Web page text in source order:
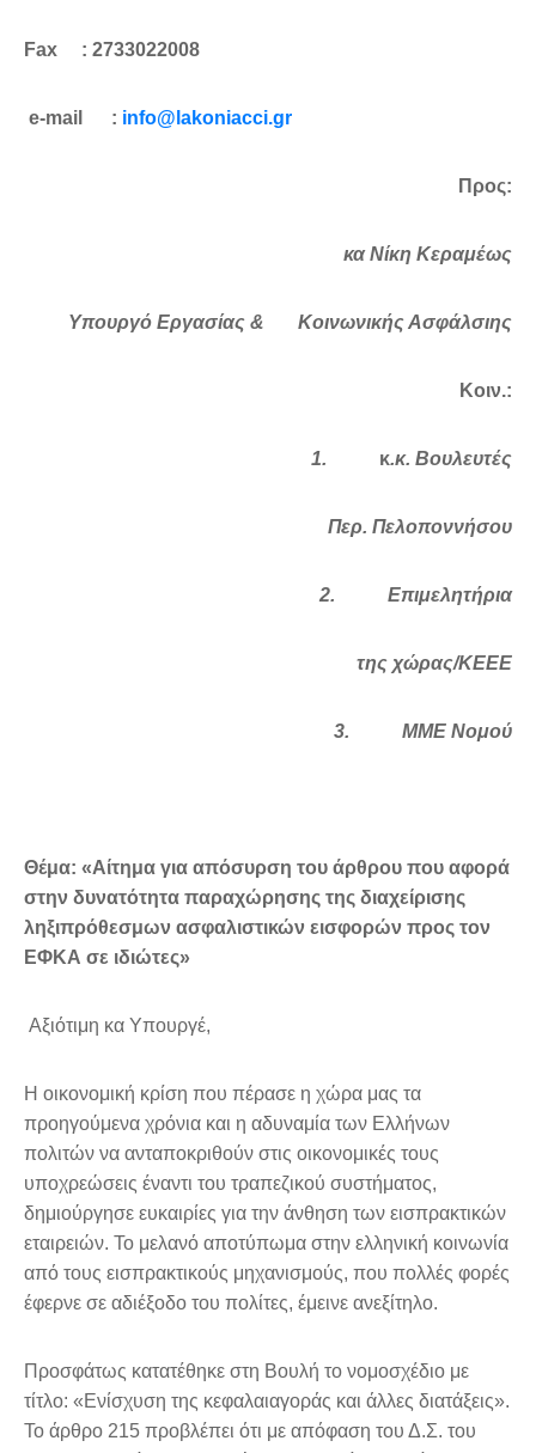
Fax : 2733022008
e-mail : info@lakoniacci.gr
Προς:
κα Νίκη Κεραμέως
Υπουργό Εργασίας & Κοινωνικής Ασφάλσιης
Κοιν.:
1. κ.κ. Βουλευτές
Περ. Πελοποννήσου
2. Επιμελητήρια
της χώρας/ΚΕΕΕ
3. ΜΜΕ Νομού
Θέμα: «Αίτημα για απόσυρση του άρθρου που αφορά
στην δυνατότητα παραχώρησης της διαχείρισης
ληξιπρόθεσμων ασφαλιστικών εισφορών προς τον
ΕΦΚΑ σε ιδιώτες»
Αξιότιμη κα Υπουργέ,
Η οικονομική κρίση που πέρασε η χώρα μας τα
προηγούμενα χρόνια και η αδυναμία των Ελλήνων
πολιτών να ανταποκριθούν στις οικονομικές τους
υποχρεώσεις έναντι του τραπεζικού συστήματος,
δημιούργησε ευκαιρίες για την άνθηση των εισπρακτικών
εταιρειών. Το μελανό αποτύπωμα στην ελληνική κοινωνία
από τους εισπρακτικούς μηχανισμούς, που πολλές φορές
έφερνε σε αδιέξοδο του πολίτες, έμεινε ανεξίτηλο.
Προσφάτως κατατέθηκε στη Βουλή το νομοσχέδιο με
τίτλο: «Ενίσχυση της κεφαλαιαγοράς και άλλες διατάξεις».
Το άρθρο 215 προβλέπει ότι με απόφαση του Δ.Σ. του